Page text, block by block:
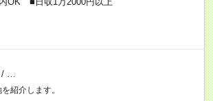
/
紹介します。